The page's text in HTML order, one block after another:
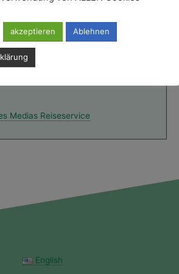
0
Medias Reiseservice
English
akzeptieren Ablehnen